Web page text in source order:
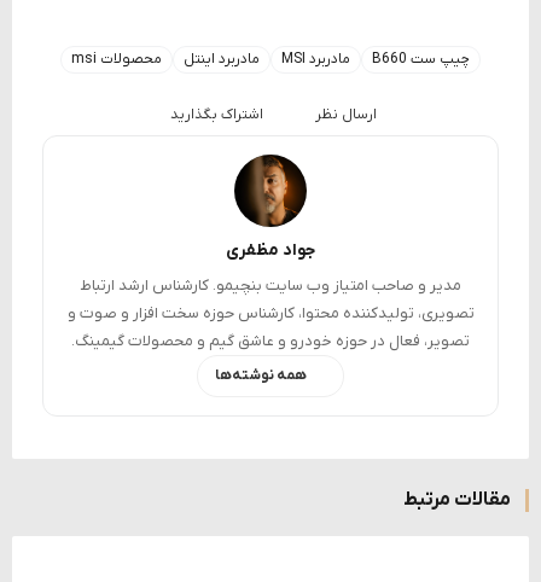
چیپ ست B660 مادربرد MSI مادربرد اینتل محصولات msi
ارسال نظر اشتراک بگذارید
جواد مظفری
مدیر و صاحب امتیاز وب سایت بنچیمو. کارشناس ارشد ارتباط
تصویری، تولیدکننده محتوا، کارشناس حوزه سخت افزار و صوت و
تصویر، فعال در حوزه خودرو و عاشق گیم و محصولات گیمینگ.
همه نوشته‌ها
مقالات مرتبط